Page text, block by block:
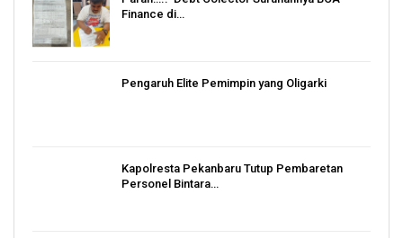
Finance di…
Pengaruh Elite Pemimpin yang Oligarki
Kapolresta Pekanbaru Tutup Pembaretan
Personel Bintara…